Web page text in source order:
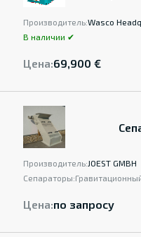
Производитель:Wasco
В наличии ✔
Цена:69,900 €
Производитель:JOEST GMBH
Сепараторы:
Цена:по запросу